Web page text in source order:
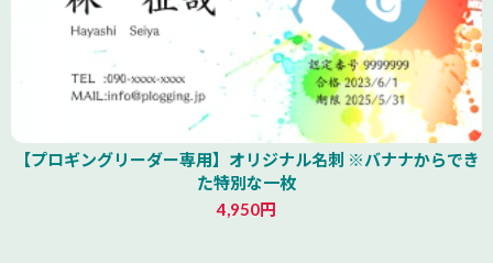
【プロギングリーダー専用】オリジナル名刺 ※バナナからでき
た特別な一枚
4,950円